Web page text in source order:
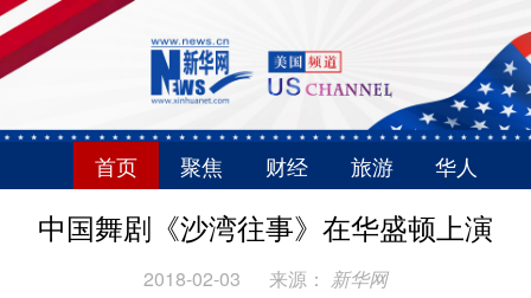
首页 聚焦 财经 旅游 华人
中国舞剧《沙湾往事》在华盛顿上演
2018-02-03 来源： 新华网